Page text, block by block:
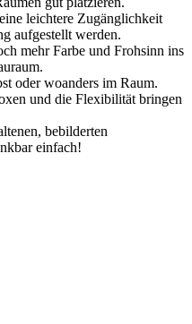
leichtere Zugänglichkeit
aufgestellt werden.
mehr Farbe und Frohsinn ins
oder woanders im Raum.
und die Flexibilität bringen
bebilderten
einfach!